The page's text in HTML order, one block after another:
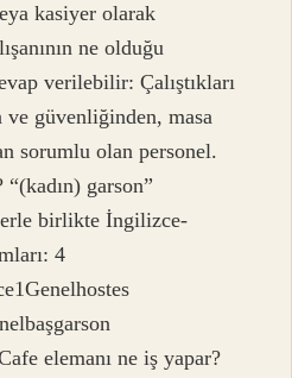
kasiyer olarak
ne olduğu
verilebilir: Çalıştıkları
güvenliğinden, masa
sorumlu olan personel.
garson”
birlikte İngilizce-
4
elemanı ne iş yapar?